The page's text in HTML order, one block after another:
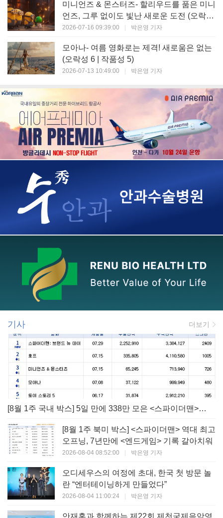
미니언즈 & 몬스터즈- 할리우드를 품은 미니
언즈, 그루 없이도 빛난 새로운 도전 (오락성
7 | 작품성 6)
2026-07-16 09:39:00 박은영 기자
모아나- 여름 영화로는 제격! 새로움은 없는
(오락성 6 | 작품성 5)
2026-07-13 10:49:00 박은영 기자
기사 더보기
[8월 1주 국내 박스] 5일 만에 338만 모은 <스파이더맨> 극장가 235% 대반등, <호프>는 400만 돌파
[8월 1주 북미 박스] <스파이더맨> 역대 최고
오프닝, 7년만에 <엔드게임> 기록 갈아치워
2026-08-04 08:52:00 | 박은영 기자
오디세우스의 여정에 초대, 한국 첫 방문 놀
란 “엔터테이닝하게 만들었다”
2026-08-04 11:00:24 | 박은영 기자
안재홍과 함께하는 제22회 제천국제음악영